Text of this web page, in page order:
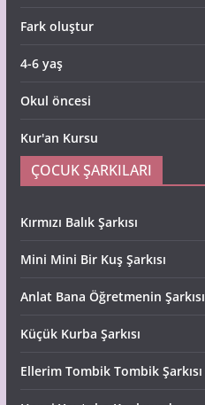
Fark oluştur
4-6 yaş
Okul öncesi
Kur'an Kursu
ÇOCUK ŞARKILARI
Kırmızı Balık Şarkısı
Mini Mini Bir Kuş Şarkısı
Anlat Bana Öğretmenin Şarkısı
Küçük Kurba Şarkısı
Ellerim Tombik Tombik Şarkısı